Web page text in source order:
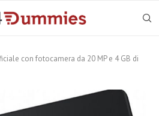
con fotocamera da 20 MP e 4 GB di